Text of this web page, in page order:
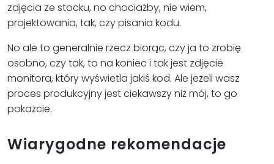
zdjęcia ze stocku, no chociażby, nie wiem,
projektowania, tak, czy pisania kodu.
No ale to generalnie rzecz biorąc, czy ja to zrobię
osobno, czy tak, to na koniec i tak jest zdjęcie
monitora, który wyświetla jakiś kod. Ale jeżeli wasz
proces produkcyjny jest ciekawszy niż mój, to go
pokażcie.
Wiarygodne rekomendacje